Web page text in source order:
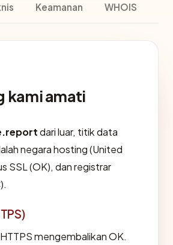
Keamanan WHOIS
kami amati
dari luar, titik data
negara hosting (United
SSL (OK), dan registrar
mengembalikan OK.